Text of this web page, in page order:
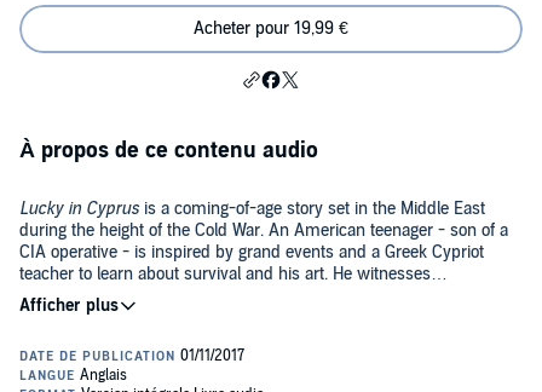
Acheter pour 19,99 €
À propos de ce contenu audio
Lucky in Cyprusis a coming-of-age story set in the Middle East
during the height of the Cold War. An American teenager - son of a
CIA operative - is inspired by grand events and a Greek Cypriot
teacher to learn about survival and his art. He witnesses
earthquakes and riots and terrorist attacks, but in the end it is his
teacher's gentle lessons that keep him whole.
©2017 Books in Motion (P)2017 Books in Motion